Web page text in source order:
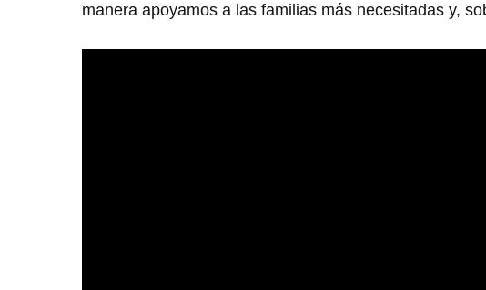
manera apoyamos a las familias más necesitadas y,